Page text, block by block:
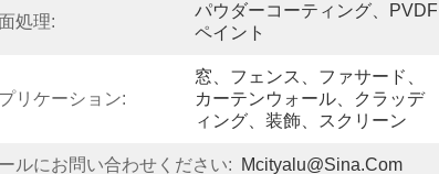
処理:
パウダーコーティング、PVDF
ペイント
リケーション:
窓、フェンス、ファサード、
カーテンウォール、クラッデ
ィング、装飾、スクリーン
ルにお問い合わせください: Mcityalu@sina.com